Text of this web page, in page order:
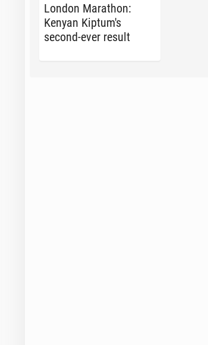
London Marathon:
Kenyan Kip­tum's
second-ever result